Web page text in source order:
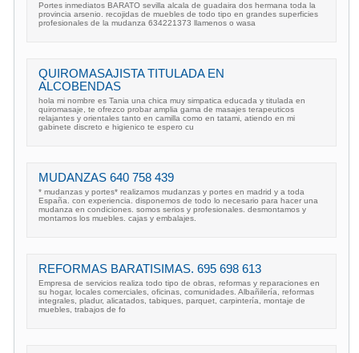
Portes inmediatos BARATO sevilla alcala de guadaira dos hermana toda la
provincia arsenio. recojidas de muebles de todo tipo en grandes superficies
profesionales de la mudanza 634221373 llamenos o wasa
QUIROMASAJISTA TITULADA EN
ALCOBENDAS
hola mi nombre es Tania una chica muy simpatica educada y titulada en
quiromasaje, te ofrezco probar amplia gama de masajes terapeuticos
relajantes y orientales tanto en camilla como en tatami, atiendo en mi
gabinete discreto e higienico te espero cu
MUDANZAS 640 758 439
* mudanzas y portes* realizamos mudanzas y portes en madrid y a toda
España. con experiencia. disponemos de todo lo necesario para hacer una
mudanza en condiciones. somos serios y profesionales. desmontamos y
montamos los muebles. cajas y embalajes.
REFORMAS BARATISIMAS. 695 698 613
Empresa de servicios realiza todo tipo de obras, reformas y reparaciones en
su hogar, locales comerciales, oficinas, comunidades. Albañilería, reformas
integrales, pladur, alicatados, tabiques, parquet, carpintería, montaje de
muebles, trabajos de fo